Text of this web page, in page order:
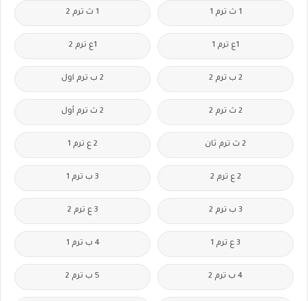
1 ث ترم 1 1 ث ترم 2
1ع ترم 1 1ع ترم 2
2 ب ترم 2 2 ب ترم اول
2 ث ترم 2 2 ث ترم أول
2 ث ترم ثان 2 ع ترم 1
2 ع ترم 2 3 ب ترم 1
3 ب ترم 2 3 ع ترم 2
3 ع ترم 1 4 ب ترم 1
4 ب ترم 2 5 ب ترم 2